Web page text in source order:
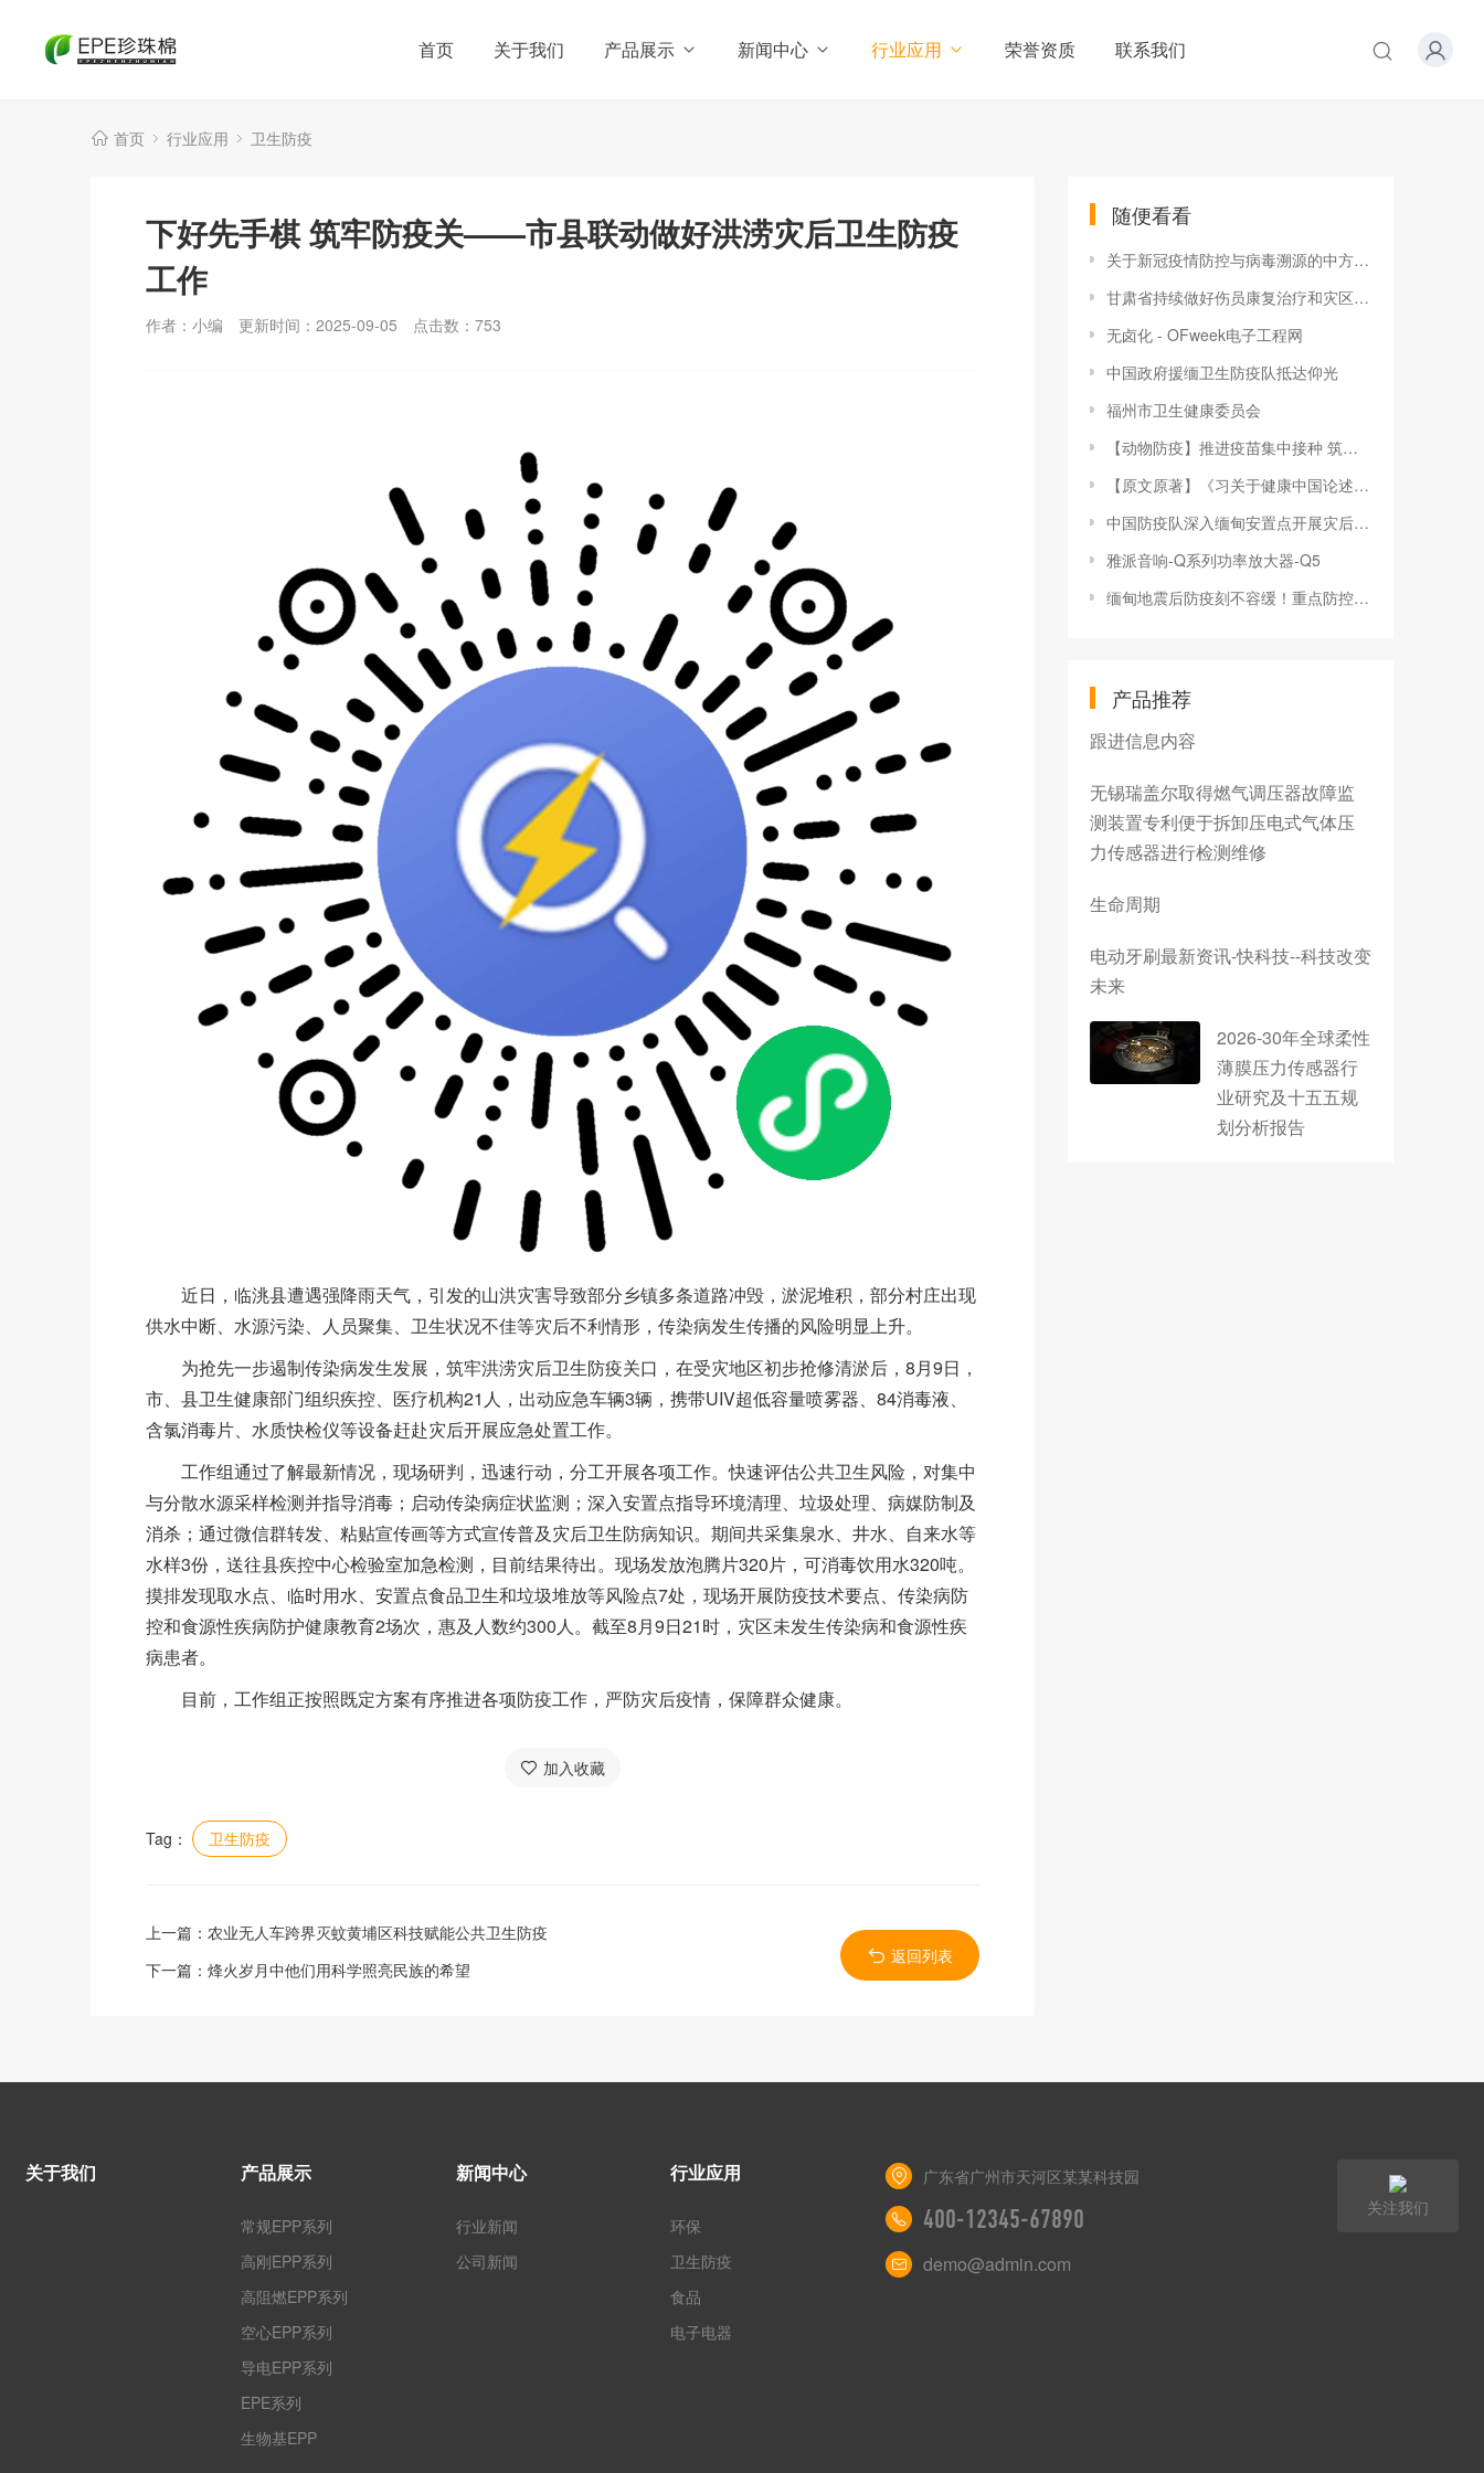
首页 关于我们 产品展示 新闻中心 行业应用 荣誉资质 联系我们
首页 行业应用 卫生防疫
下好先手棋 筑牢防疫关——市县联动做好洪涝灾后卫生防疫
工作
作者：小编 更新时间：2025-09-05 点击数： 753
近日，临洮县遭遇强降雨天气，引发的山洪灾害导致部分乡镇多条道路冲毁，淤泥堆积，部分村庄出现
供水中断、水源污染、人员聚集、卫生状况不佳等灾后不利情形，传染病发生传播的风险明显上升。
为抢先一步遏制传染病发生发展，筑牢洪涝灾后卫生防疫关口，在受灾地区初步抢修清淤后，8月9日，
市、县卫生健康部门组织疾控、医疗机构21人，出动应急车辆3辆，携带UIV超低容量喷雾器、84消毒液、
含氯消毒片、水质快检仪等设备赶赴灾后开展应急处置工作。
工作组通过了解最新情况，现场研判，迅速行动，分工开展各项工作。快速评估公共卫生风险，对集中
与分散水源采样检测并指导消毒；启动传染病症状监测；深入安置点指导环境清理、垃圾处理、病媒防制及
消杀；通过微信群转发、粘贴宣传画等方式宣传普及灾后卫生防病知识。期间共采集泉水、井水、自来水等
水样3份，送往县疾控中心检验室加急检测，目前结果待出。现场发放泡腾片320片，可消毒饮用水320吨。
摸排发现取水点、临时用水、安置点食品卫生和垃圾堆放等风险点7处，现场开展防疫技术要点、传染病防
控和食源性疾病防护健康教育2场次，惠及人数约300人。截至8月9日21时，灾区未发生传染病和食源性疾
病患者。
目前，工作组正按照既定方案有序推进各项防疫工作，严防灾后疫情，保障群众健康。
加入收藏
Tag： 卫生防疫
上一篇： 农业无人车跨界灭蚊黄埔区科技赋能公共卫生防疫
下一篇： 烽火岁月中他们用科学照亮民族的希望
返回列表
随便看看
关于新冠疫情防控与病毒溯源的中方行动和立场
甘肃省持续做好伤员康复治疗和灾区卫生防疫各项工作
无卤化 - OFweek电子工程网
中国政府援缅卫生防疫队抵达仰光
福州市卫生健康委员会
【动物防疫】推进疫苗集中接种 筑牢畜牧业安全屏障——铁干里克村开展疫苗接种工作
【原文原著】《习关于健康中国论述摘编》专题六：健全公共卫生体系
中国防疫队深入缅甸安置点开展灾后卫生防疫工作
雅派音响-Q系列功率放大器-Q5
缅甸地震后防疫刻不容缓！重点防控传染病危机
产品推荐
跟进信息内容
无锡瑞盖尔取得燃气调压器故障监
测装置专利便于拆卸压电式气体压
力传感器进行检测维修
生命周期
电动牙刷最新资讯-快科技--科技改变
未来
2026-30年全球柔性
薄膜压力传感器行
业研究及十五五规
划分析报告
关于我们 产品展示
常规EPP系列
高刚EPP系列
高阻燃EPP系列
空心EPP系列
导电EPP系列
EPE系列
生物基EPP
新闻中心
行业新闻
公司新闻
行业应用
环保
卫生防疫
食品
电子电器
广东省广州市天河区某某科技园
400-12345-67890
demo@admin.com
关注我们